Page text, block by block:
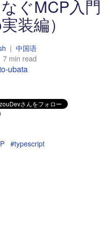
ぐMCP入門
装編）
| 中国语
7 min read
ubata
#typescript